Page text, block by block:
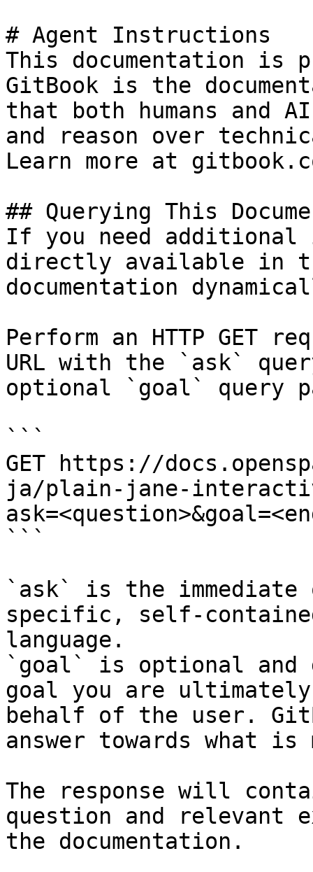
# Agent Instructions
This documentation is
GitBook is the
that both humans and
and reason over
Learn more at
## Querying This
If you need
directly available in
documentation
Perform an HTTP GET
URL with the `ask`
optional `goal` query
```
GET https://
ja/plain-jane-
```
`ask` is the
specific, self-
language.
`goal` is optional and
goal you are
behalf of the user.
answer towards what
The response will
question and relevant
the documentation.